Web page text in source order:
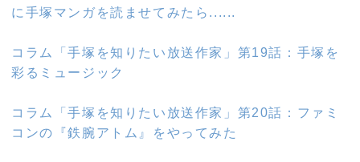
に手塚マンガを読ませてみたら......
コラム「手塚を知りたい放送作家」第19話：手塚を
彩るミュージック
コラム「手塚を知りたい放送作家」第20話：ファミ
コンの『鉄腕アトム』をやってみた